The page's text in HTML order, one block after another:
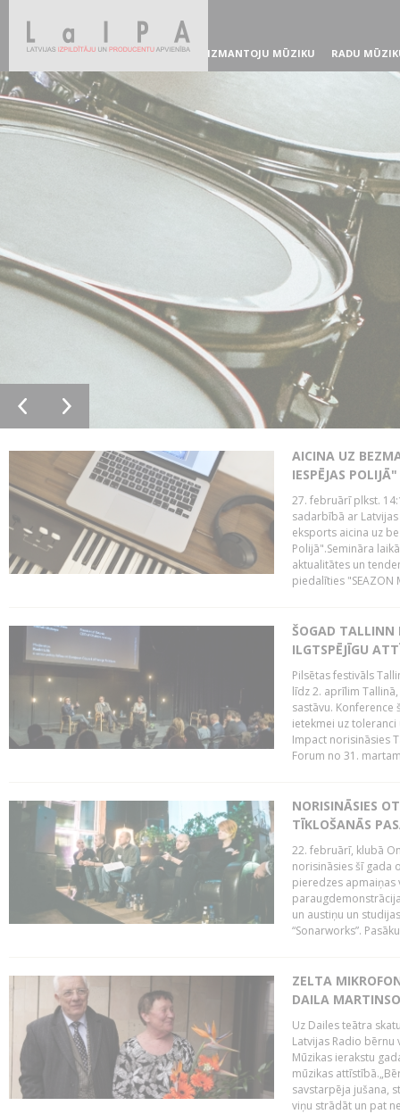
IZMANTOJU MŪZIKU RADU
AICINA UZ
IESPĒJAS POLIJĀ"
27. februārī plkst.
sadarbībā ar
eksports aicina uz
Polijā".Semināra
aktualitātes un
piedalīties "SEAZON
ŠOGAD TALLINN
ILGTSPĒJĪGU
Pilsētas festivāls
līdz 2. aprīlim
sastāvu.
ietekmei uz
Impact norisināsies
Forum no 31.
NORISINĀSIES
TĪKLOŠANĀS
22. februārī, klubā
norisināsies šī gada
pieredzes apmaiņas
un austiņu un
“Sonarworks”.
ZELTA
DAILA
Uz Dailes teātra
Latvijas Radio
Mūzikas ierakstu
mūzikas
savstarpēja jušana,
viņu strādāt un pat